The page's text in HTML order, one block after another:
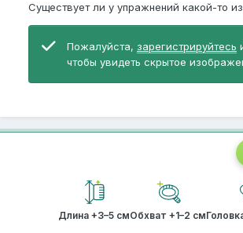
Существует ли у упражнений какой-то
Пожалуйста, зарегистрируйтесь
чтобы увидеть скрытое
Длина +3–5 смОбхват +1–2 см